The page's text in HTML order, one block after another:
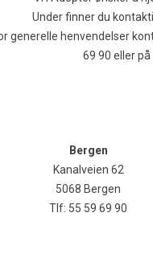
Under finner du
generelle henvendelser
69 90 eller på
Bergen
Kanalveien 62
5068 Bergen
Tlf: 55 59 69 90